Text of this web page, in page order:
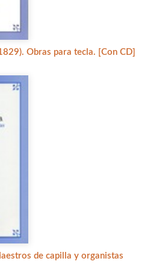
Obras para tecla. [Con CD]
de capilla y organistas